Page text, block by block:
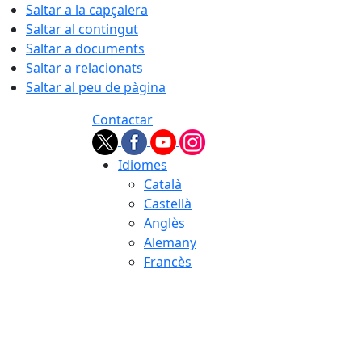
Saltar a la capçalera
Saltar al contingut
Saltar a documents
Saltar a relacionats
Saltar al peu de pàgina
Contactar
Idiomes
Català
Castellà
Anglès
Alemany
Francès